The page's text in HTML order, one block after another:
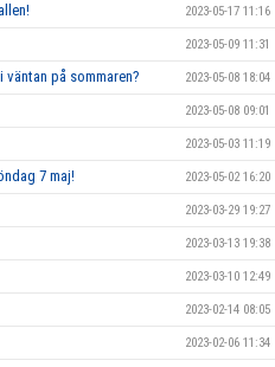
2023-05-17 11:16
2023-05-09 11:31
på sommaren? 2023-05-08 18:04
2023-05-08 09:01
2023-05-03 11:19
7 maj! 2023-05-02 16:20
2023-03-29 19:27
2023-03-13 19:38
2023-03-10 12:49
2023-02-14 08:05
2023-02-06 11:34